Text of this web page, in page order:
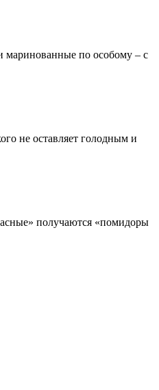
маринованные по особому – с
не оставляет голодным и
получаются «помидоры